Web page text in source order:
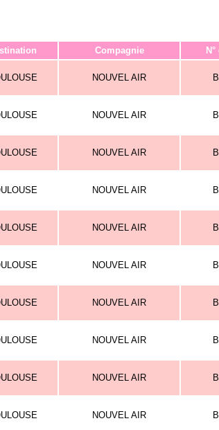
Compagnie
NOUVEL AIR
NOUVEL AIR
NOUVEL AIR
NOUVEL AIR
NOUVEL AIR
NOUVEL AIR
NOUVEL AIR
NOUVEL AIR
NOUVEL AIR
NOUVEL AIR